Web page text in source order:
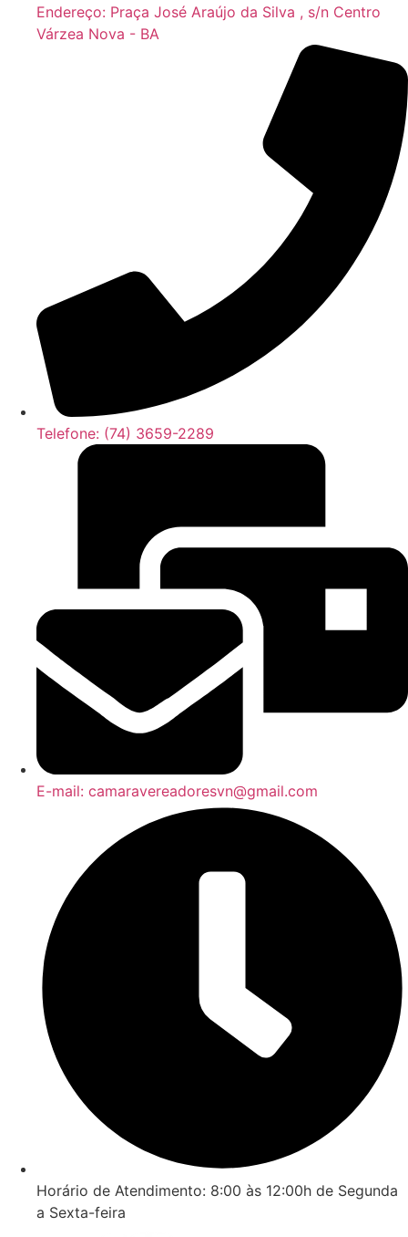
Endereço: Praça José Araújo da Silva , s/n Centro
Várzea Nova - BA
Telefone: (74) 3659-2289
E-mail: camaravereadoresvn@gmail.com
Horário de Atendimento: 8:00 às 12:00h de Segunda
a Sexta-feira